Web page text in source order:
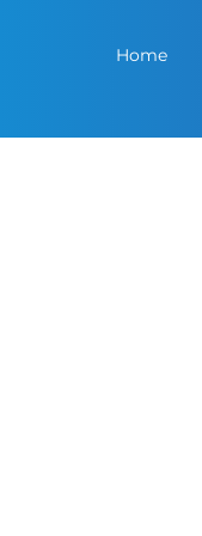
Home